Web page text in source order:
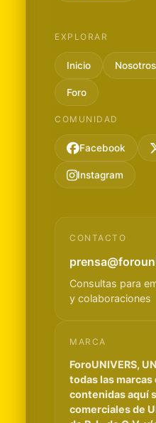
EXPLORAR
Inicio Nosotros
Foro
COMUNIDAD
Facebook
Instagram
CONTACTO
Consultas para
y colaboraciones
MARCA
ForoUNIVERS,
todas las marcas
contenidas aquí
comerciales de